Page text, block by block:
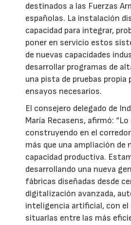
destinados a las Fuerzas
españolas. La instalación
capacidad para integrar,
poner en servicio estos
de nuevas capacidades
desarrollar programas de
una pista de pruebas propia
ensayos necesarios.
El consejero delegado de
María Recasens, afirmó:
construyendo en el
más que una ampliación de
capacidad productiva.
desarrollando una nueva
fábricas diseñadas desde
digitalización avanzada,
inteligencia artificial, con el
situarlas entre las más